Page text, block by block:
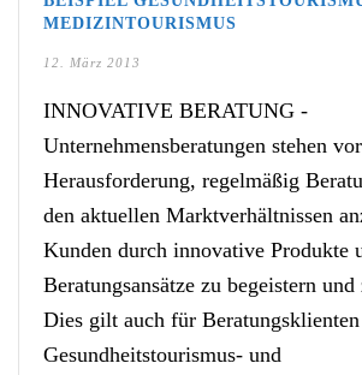
MEDIZINTOURISMUS
12. März 2013
INNOVATIVE BERATUNG -
Unternehmensberatungen stehen
Herausforderung, regelmäßig
den aktuellen Marktverhältnissen
Kunden durch innovative Produkte
Beratungsansätze zu begeistern
Dies gilt auch für Beratungsklienten
Gesundheitstourismus- und